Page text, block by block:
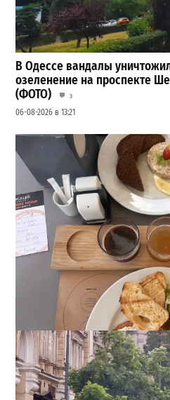
В Одессе вандалы
озеленение на проспекте
(ФОТО)
3
06-08-2026 в 13:21
22 сорта пива, мидии и вид
отдых в пабе на
01-08-2026 в 19:02